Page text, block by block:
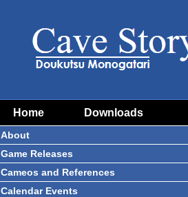
Home Downloads
About
Game Releases
Cameos and References
Calendar Events